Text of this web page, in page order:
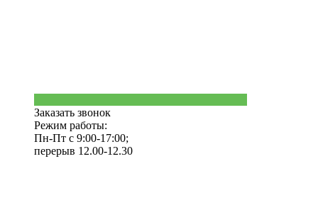
Заказать звонок
Режим работы:
Пн-Пт с 9:00-17:00;
перерыв 12.00-12.30